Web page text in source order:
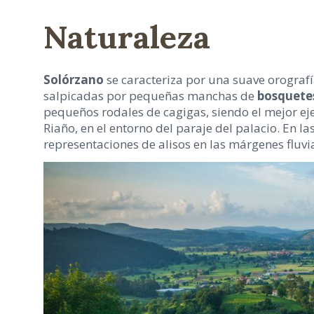
Naturaleza
Solórzano se caracteriza por una suave
salpicadas por pequeñas manchas de
pequeños rodales de cagigas, siendo el mejor
Riaño, en el entorno del paraje del palacio. En
representaciones de alisos en las márgenes